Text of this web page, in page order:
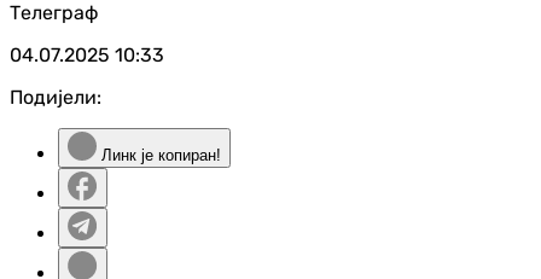
Телеграф
04.07.2025 10:33
Подијели:
Линк је копиран!